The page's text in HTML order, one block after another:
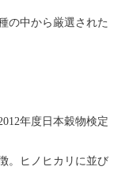
の中から厳選された
年度日本穀物検定
。ヒノヒカリに並び